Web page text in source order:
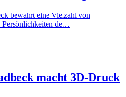
bewahrt eine Vielzahl von
Persönlichkeiten de…
macht 3D-Druck